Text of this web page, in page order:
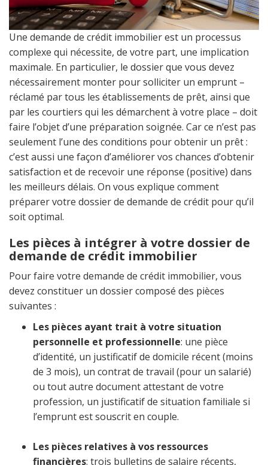
Une demande de crédit immobilier est un processus
complexe qui nécessite, de votre part, une implication
maximale. En particulier, le dossier que vous devez
nécessairement monter pour solliciter un emprunt –
réclamé par tous les établissements de prêt, ainsi que
par les courtiers qui les démarchent à votre place – doit
faire l’objet d’une préparation soignée. Car ce n’est pas
seulement l’une des conditions pour obtenir un prêt :
c’est aussi une façon d’améliorer vos chances d’obtenir
satisfaction et de recevoir une réponse (positive) dans
les meilleurs délais. On vous explique comment
préparer votre dossier de demande de crédit pour qu’il
soit optimal.
Les pièces à intégrer à votre dossier de
demande de crédit immobilier
Pour faire votre demande de crédit immobilier, vous
devez constituer un dossier composé des pièces
suivantes :
Les pièces ayant trait à votre situation
personnelle et professionnelle: une pièce
d’identité, un justificatif de domicile récent (moins
de 3 mois), un contrat de travail (pour un salarié)
ou tout autre document attestant de votre
profession, un justificatif de situation familiale si
l’emprunt est souscrit en couple.
Les pièces relatives à vos ressources
financières: trois bulletins de salaire récents,